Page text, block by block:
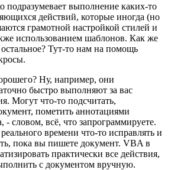
подразумевает выполнение каких-то
действий, которые иногда (но
грамотной настройкой стилей и
использованием шаблонов. Как же
остальное? Тут-то нам на помощь
Ну, например, они
быстро выполняют за вас
Могут что-то подсчитать,
пометить аннотациями
- словом, всё, что запрограммируете.
времени что-то исправлять и
пока вы пишете документ. VBA в
практически все действия,
с документом вручную.